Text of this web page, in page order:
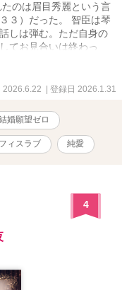
のは眉目秀麗という言
３）だった。 智臣は琴
しは弾む。ただ自身の
てお見合いは終わっ
も目の前の仕事に全力
重要会議。 緊張感の
画部長の異動と、新た
ございます。
2026.6.22 | 登録日 2026.1.31
婚願望ゼロ
ィスラブ 純愛
4